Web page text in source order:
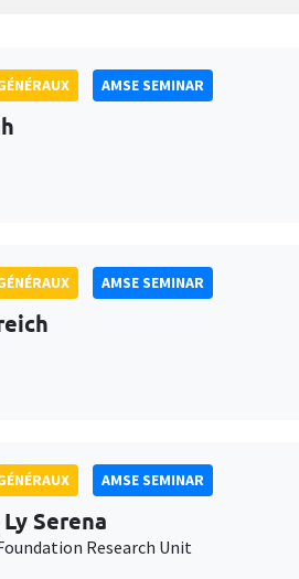
AMSE SEMINAR
AMSE SEMINAR
AMSE SEMINAR
Serena
Research Unit